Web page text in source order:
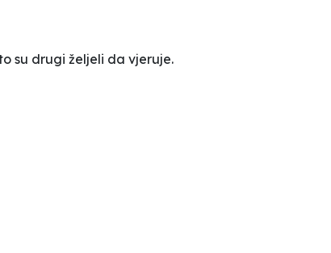
su drugi željeli da vjeruje.